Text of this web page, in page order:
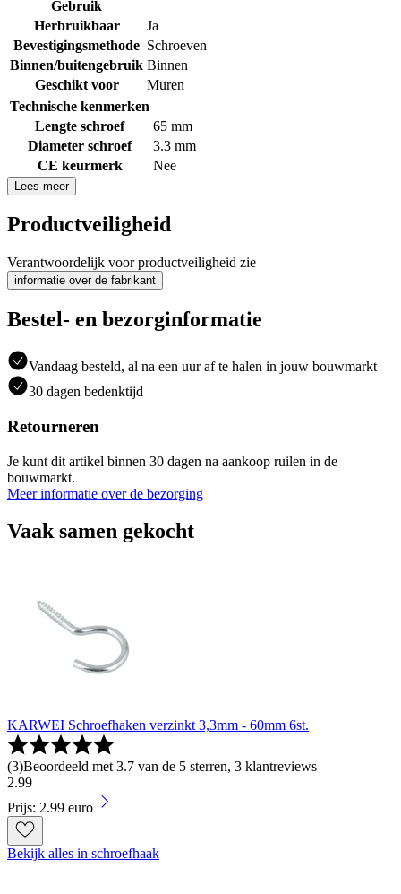
Gebruik
Herbruikbaar
Ja
Bevestigingsmethode Schroeven
Binnen/buitengebruik Binnen
Geschikt voor
Muren
Technische kenmerken
Lengte schroef
65 mm
Diameter schroef
3.3 mm
CE keurmerk
Nee
Lees meer
Productveiligheid
Verantwoordelijk voor productveiligheid zie
informatie over de fabrikant
Bestel- en bezorginformatie
Vandaag besteld, al na een uur af te halen in jouw bouwmarkt
30 dagen bedenktijd
Retourneren
Je kunt dit artikel binnen 30 dagen na aankoop ruilen in de
bouwmarkt.
Meer informatie over de bezorging
Vaak samen gekocht
KARWEI Schroefhaken verzinkt 3,3mm - 60mm 6st.
(3)Beoordeeld met 3.7 van de 5 sterren, 3 klantreviews
2.99
Prijs: 2.99 euro
Bekijk alles in schroefhaak